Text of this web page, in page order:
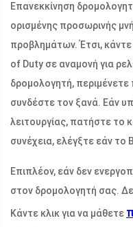
Επανεκκίνηση
ορισμένης προσωρινής
προβλημάτων. Έτσι,
of Duty σε αναμονή για
δρομολογητή,
συνδέστε τον ξανά. Εάν
λειτουργίας, πατήστε το
συνέχεια, ελέγξτε εάν το
Επιπλέον, εάν δεν
στον δρομολογητή σας.
Κάντε κλικ για να μάθετε